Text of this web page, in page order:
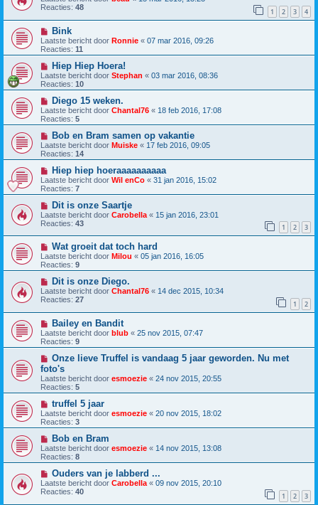
Reacties: 48 1 2 3 4
Bink
Laatste bericht door Ronnie « 07 mar 2016, 09:26
Reacties: 11
Hiep Hiep Hoera!
Laatste bericht door Stephan « 03 mar 2016, 08:36
Reacties: 10
Diego 15 weken.
Laatste bericht door Chantal76 « 18 feb 2016, 17:08
Reacties: 5
Bob en Bram samen op vakantie
Laatste bericht door Muiske « 17 feb 2016, 09:05
Reacties: 14
Hiep hiep hoeraaaaaaaaaa
Laatste bericht door Wil enCo « 31 jan 2016, 15:02
Reacties: 7
Dit is onze Saartje
Laatste bericht door Carobella « 15 jan 2016, 23:01
Reacties: 43 1 2 3
Wat groeit dat toch hard
Laatste bericht door Milou « 05 jan 2016, 16:05
Reacties: 9
Dit is onze Diego.
Laatste bericht door Chantal76 « 14 dec 2015, 10:34
Reacties: 27 1 2
Bailey en Bandit
Laatste bericht door blub « 25 nov 2015, 07:47
Reacties: 9
Onze lieve Truffel is vandaag 5 jaar geworden. Nu met
foto's
Laatste bericht door esmoezie « 24 nov 2015, 20:55
Reacties: 5
truffel 5 jaar
Laatste bericht door esmoezie « 20 nov 2015, 18:02
Reacties: 3
Bob en Bram
Laatste bericht door esmoezie « 14 nov 2015, 13:08
Reacties: 8
Ouders van je labberd ...
Laatste bericht door Carobella « 09 nov 2015, 20:10
Reacties: 40 1 2 3